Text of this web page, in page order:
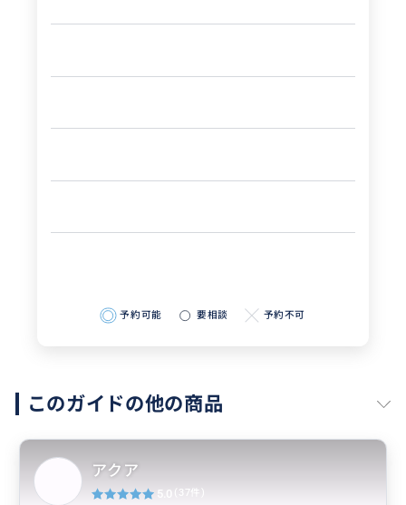
予約可能 要相談 予約不可
このガイドの他の商品
アクア
5.0 (37件)